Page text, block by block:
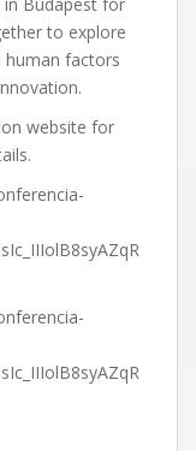
to explore
factors
website for